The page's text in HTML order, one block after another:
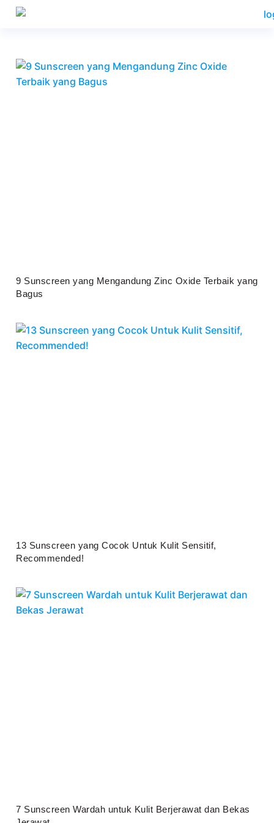
9 Sunscreen yang Mengandung Zinc Oxide Terbaik yang
Bagus
13 Sunscreen yang Cocok Untuk Kulit Sensitif,
Recommended!
7 Sunscreen Wardah untuk Kulit Berjerawat dan Bekas